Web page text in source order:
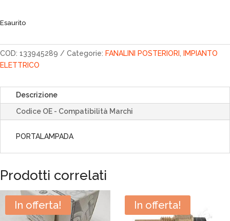
era:
Esaurito
COD: 133945289 Categorie: FANALINI POSTERIORI,
IMPIANTO
ELETTRICO
Descrizione
Codice OE - Compatibilità Marchi
PORTALAMPADA
Prodotti correlati
In offerta! In offerta!